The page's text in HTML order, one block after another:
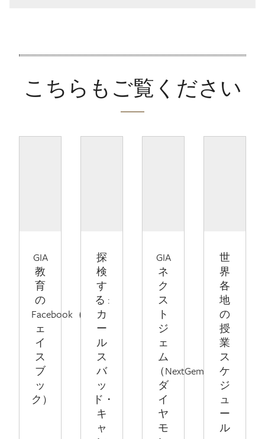
こちらもご覧ください
GIA
教
育
の
Facebook（フ
ェ
イ
ス
ブ
ッ
ク）
探
検
す
る :
カ
ー
ル
ス
バ
ッ
ド・
キ
ャ
GIA
ネ
ク
ス
ト
ジ
ェ
ム
（NextGem）
ダ
イ
ヤ
モ
世
界
各
地
の
授
業
ス
ケ
ジ
ュ
ー
ル